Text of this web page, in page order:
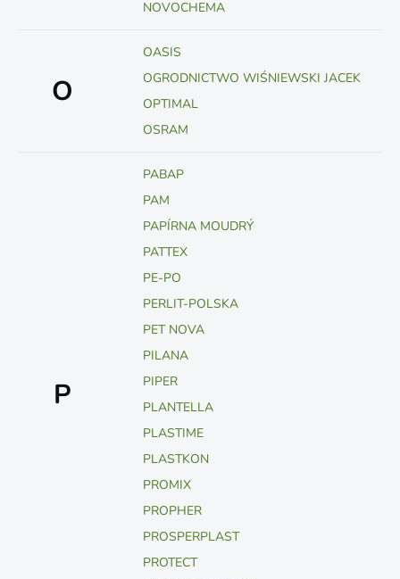
NOVOCHEMA
O
OASIS
OGRODNICTWO WIŚNIEWSKI JACEK
OPTIMAL
OSRAM
P
PABAP
PAM
PAPÍRNA MOUDRÝ
PATTEX
PE-PO
PERLIT-POLSKA
PET NOVA
PILANA
PIPER
PLANTELLA
PLASTIME
PLASTKON
PROMIX
PROPHER
PROSPERPLAST
PROTECT